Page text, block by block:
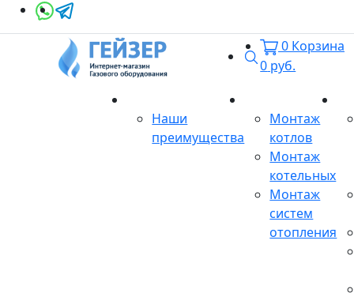
Поиск
0 Корзина
0 руб.
Наши
преимущества
Монтаж
котлов
Монтаж
котельных
Монтаж
систем
отопления